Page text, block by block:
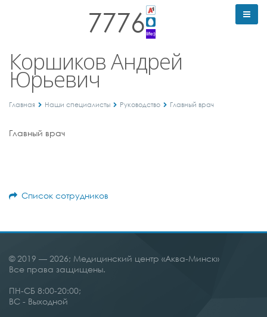
7776
Коршиков Андрей
Юрьевич
Главная Наши специалисты Руководство Главный врач
Главный врач
Список сотрудников
© 2019 — 2026; Медицинский центр «Аква-Минск»
Все права защищены.
ПН-СБ 8:00-20:00;
ВС - Выходной